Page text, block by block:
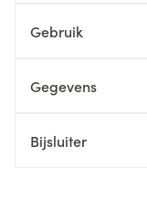
Gebruik
Gegevens
Bijsluiter